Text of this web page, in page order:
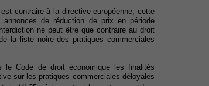
contraire à la directive européenne, cette
de réduction de prix en période
ne peut être que contraire au droit
la liste noire des pratiques commerciales
Code de droit économique les finalités
sur les pratiques commerciales déloyales